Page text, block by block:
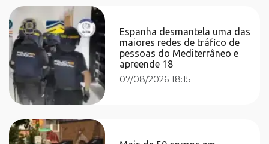
Espanha desmantela uma das
maiores redes de tráfico de
pessoas do Mediterrâneo e
apreende 18
07/08/2026 18:15